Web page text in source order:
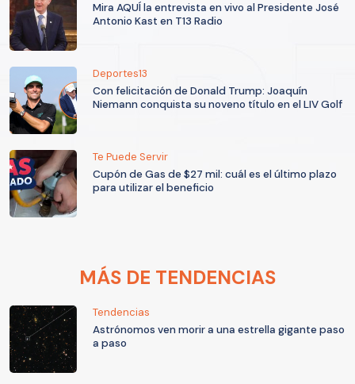
Mira AQUÍ la entrevista en vivo al Presidente José
Antonio Kast en T13 Radio
Deportes13
Con felicitación de Donald Trump: Joaquín
Niemann conquista su noveno título en el LIV Golf
Te Puede Servir
Cupón de Gas de $27 mil: cuál es el último plazo
para utilizar el beneficio
MÁS DE TENDENCIAS
Tendencias
Astrónomos ven morir a una estrella gigante paso
a paso